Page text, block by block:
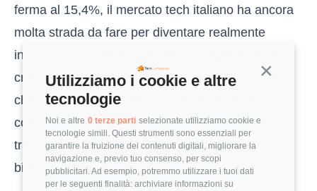
Continua
Utilizziamo i cookie e altre
tecnologie
Noi e altre 0 terze parti selezionate utilizziamo cookie e
tecnologie simili. Questi strumenti sono essenziali per
garantire la fruizione dei contenuti digitali, migliorare la
navigazione e, previo tuo consenso, per scopi
pubblicitari. Ad esempio, potremmo utilizzare i tuoi dati
per le seguenti finalità: archiviare informazioni su
ferma al 15,4%, il mercato tech italiano ha ancora
molta strada da fare per diventare realmente
inclusivo. Le aziende che stanno registrando la
crescita più rapida nel 2026 sono proprio quelle
che hanno implementato politiche attive per
colmare questo divario, non solo attraverso la
trasparenza salariale, ma anche migliorando il
bilanciamento vita-lavoro.